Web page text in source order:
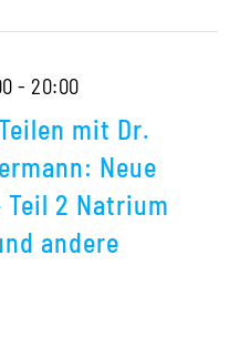
mit Dr.
Neue
Teil 2 Natrium
andere
- 20:00